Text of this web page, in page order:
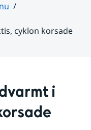
cyklon korsade
i